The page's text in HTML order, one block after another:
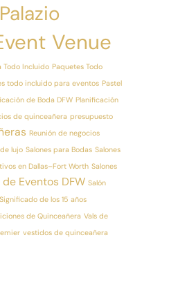
Palazio
Venue
Todo Incluido Paquetes Todo
todo incluido para eventos Pastel
de Boda DFW Planificación
de quinceañera presupuesto
Reunión de negocios
lujo Salones para Bodas Salones
en Dallas–Fort Worth Salones
de Eventos DFW Salón
Significado de los 15 años
de Quinceañera Vals de
vestidos de quinceañera